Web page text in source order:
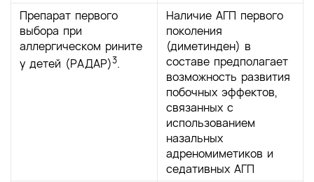
Препарат первого
выбора при
аллергическом рините
у детей (РАДАР)3.
Наличие АГП первого
поколения
(диметинден) в
составе предполагает
возможность развития
побочных эффектов,
связанных с
использованием
назальных
адреномиметиков и
седативных АГП